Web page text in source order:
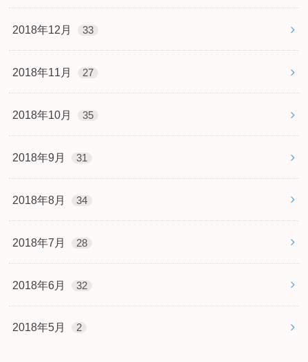
2018年12月 33
2018年11月 27
2018年10月 35
2018年9月 31
2018年8月 34
2018年7月 28
2018年6月 32
2018年5月 2